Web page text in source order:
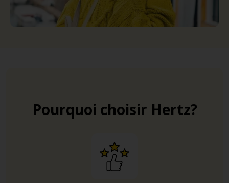
Pourquoi choisir Hertz?